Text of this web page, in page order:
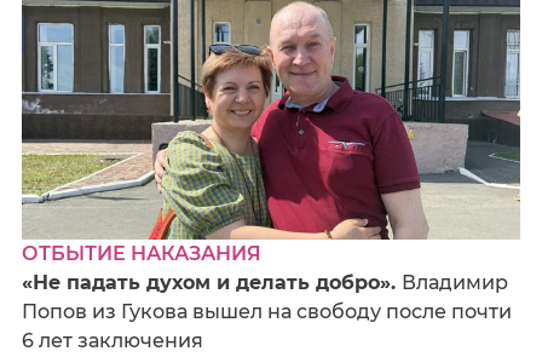
ОТБЫТИЕ НАКАЗАНИЯ
«Не падать духом и делать добро». Владимир
Попов из Гукова вышел на свободу после почти
6 лет заключения